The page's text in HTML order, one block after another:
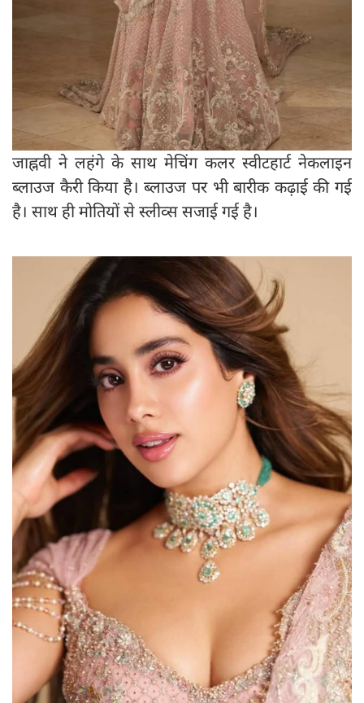
जाह्नवी ने लहंगे के साथ मेचिंग कलर स्वीटहार्ट नेकलाइन
ब्लाउज कैरी किया है। ब्लाउज पर भी बारीक कढ़ाई की गई
है। साथ ही मोतियों से स्लीव्स सजाई गई है।